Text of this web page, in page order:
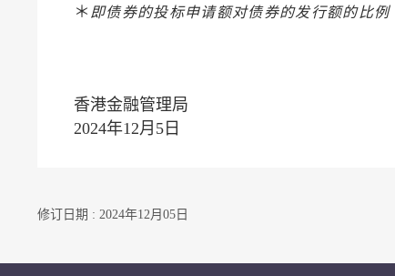
＊ 即债券的投标申请额对债券的发行额的比例
香港金融管理局
2024年12月5日
修订日期 : 2024年12月05日